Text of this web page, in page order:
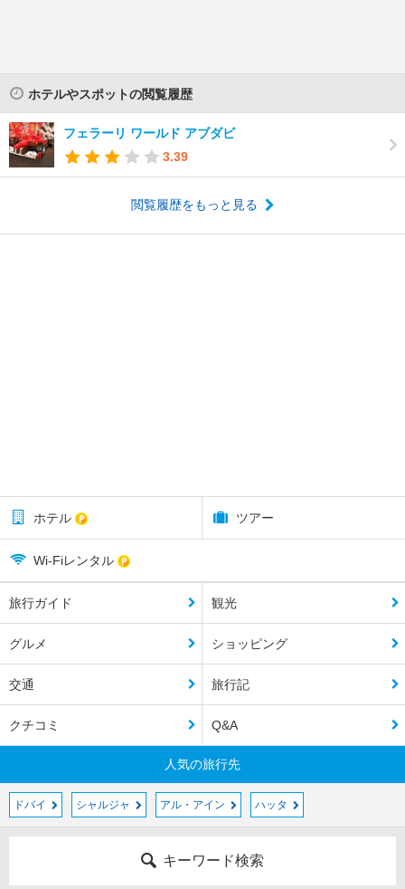
ホテルやスポットの閲覧履歴
フェラーリ ワールド アブダビ
3.39
閲覧履歴をもっと見る
ホテル ツアー
Wi-Fiレンタル
旅行ガイド 観光
グルメ ショッピング
交通 旅行記
クチコミ Q&A
人気の旅行先
ドバイ シャルジャ アル・アイン ハッタ
キーワード検索